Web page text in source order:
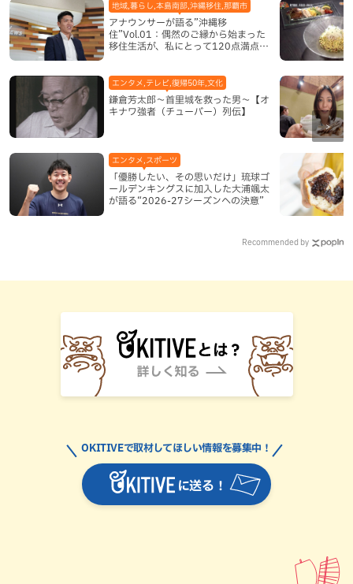
アナウンサーが語る”沖縄移
住”Vol.01：偶然のご縁から始まった
移住生活が、私にとって120点満点に
地域,暮らし,本島南部,沖縄移住,那覇市
鎌倉芳太郎～首里城を救った男～【オ
キナワ強者（チューバー）列伝】
エンタメ,テレビ,復帰50年,文化
「優勝したい、その思いだけ」琉球ゴ
ールデンキングスに加入した大浦颯太
が語る“2026-27シーズンへの決意”
エンタメ,スポーツ
Recommended by
に送る！
OKITIVEで取材してほしい情報を募集中！